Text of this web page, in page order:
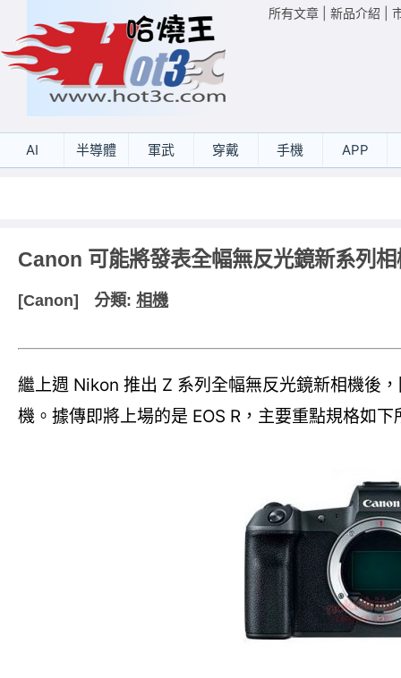
所有文章 新品介紹
AI 半導體 軍武 穿戴 手機 APP
Canon 可能將發表全幅無反光鏡新系列相
[Canon] 分類: 相機
繼上週 Nikon 推出 Z 系列全幅無反光鏡新相機後
機。據傳即將上場的是 EOS R，主要重點規格如下